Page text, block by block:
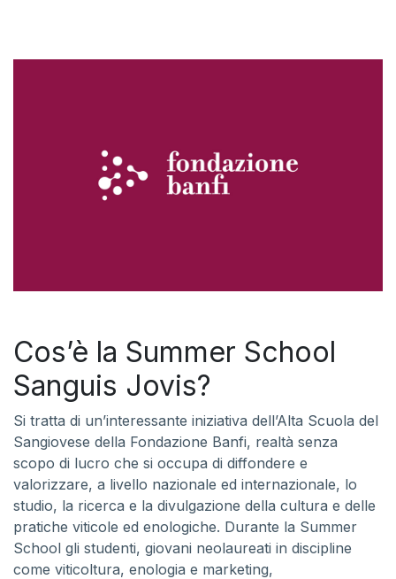
Cos’è la Summer School
Sanguis Jovis?
Si tratta di un’interessante iniziativa dell’Alta Scuola del
Sangiovese della Fondazione Banfi, realtà senza
scopo di lucro che si occupa di diffondere e
valorizzare, a livello nazionale ed internazionale, lo
studio, la ricerca e la divulgazione della cultura e delle
pratiche viticole ed enologiche. Durante la Summer
School gli studenti, giovani neolaureati in discipline
come viticoltura, enologia e marketing,